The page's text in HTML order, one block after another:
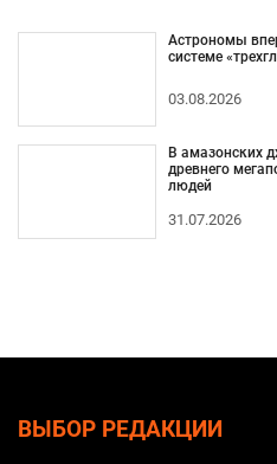
Астрономы
системе
03.08.2026
В амазонских
древнего
людей
31.07.2026
ВЫБОР РЕДАКЦИИ